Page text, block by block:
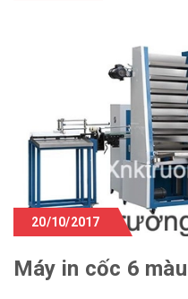
20/10/2017
Máy in cốc 6 màu